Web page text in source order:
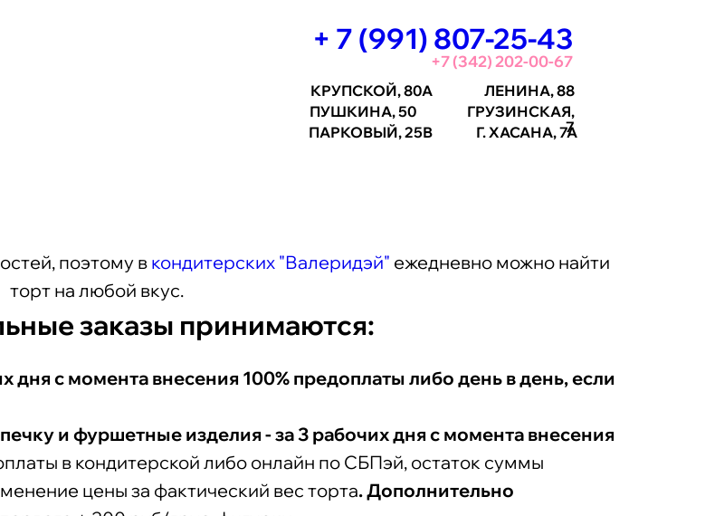
+ 7 (991) 807-25-43
КРУПСКОЙ, 80А
ЛЕНИНА, 88
ПУШКИНА, 50
ГРУЗИНСКАЯ,
7
Г.ХАСАНА, 7А
ПАРКОВЫЙ, 25В
+7 (342) 202-00-67
поэтому в кондитерских "Валеридэй" ежедневно можно найти
торт на любой вкус.
заказы принимаются:
дня с момента внесения 100% предоплаты либо день в день, если
и фуршетные изделия - за 3 рабочих дня с момента внесения
в кондитерской либо онлайн по СБПэй, остаток суммы
цены за фактический вес торта. Дополнительно